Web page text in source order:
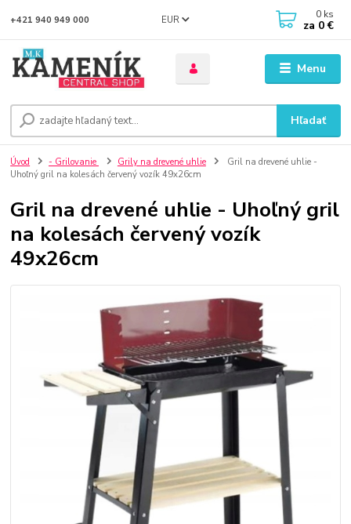
Menu
EUR
Hľadať
+421 940 949 000 0 ks
za 0 €
Úvod - Grilovanie Grily na drevené uhlie
Gril na drevené uhlie -
Uhoľný gril na kolesách červený vozík 49x26cm
Gril na drevené uhlie - Uhoľný gril
na kolesách červený vozík
49x26cm